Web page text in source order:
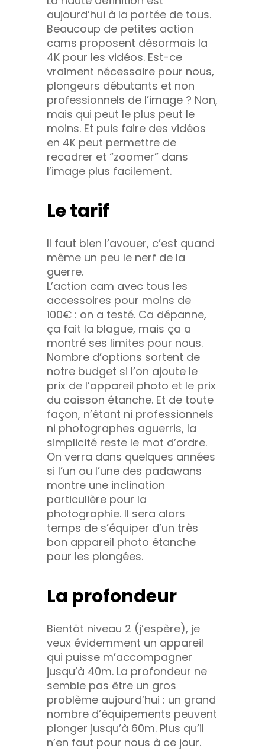
aujourd’hui à la portée de tous.
Beaucoup de petites action
cams proposent désormais la
4K pour les vidéos. Est-ce
vraiment nécessaire pour nous,
plongeurs débutants et non
professionnels de l’image ? Non,
mais qui peut le plus peut le
moins. Et puis faire des vidéos
en 4K peut permettre de
recadrer et “zoomer” dans
l’image plus facilement.
Le tarif
Il faut bien l’avouer, c’est quand
même un peu le nerf de la
guerre.
L’action cam avec tous les
accessoires pour moins de
100€ : on a testé. Ca dépanne,
ça fait la blague, mais ça a
montré ses limites pour nous.
Nombre d’options sortent de
notre budget si l’on ajoute le
prix de l’appareil photo et le prix
du caisson étanche. Et de toute
façon, n’étant ni professionnels
ni photographes aguerris, la
simplicité reste le mot d’ordre.
On verra dans quelques années
si l’un ou l’une des padawans
montre une inclination
particulière pour la
photographie. Il sera alors
temps de s’équiper d’un très
bon appareil photo étanche
pour les plongées.
La profondeur
Bientôt niveau 2 (j’espère), je
veux évidemment un appareil
qui puisse m’accompagner
jusqu’à 40m. La profondeur ne
semble pas être un gros
problème aujourd’hui : un grand
nombre d’équipements peuvent
plonger jusqu’à 60m. Plus qu’il
n’en faut pour nous à ce jour.